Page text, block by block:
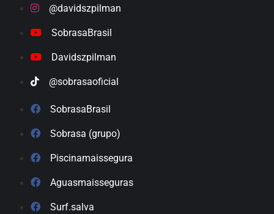
@davidszpilman
SobrasaBrasil
Davidszpilman
@sobrasaoficial
SobrasaBrasil
Sobrasa (grupo)
Piscinamaissegura
Aguasmaisseguras
Surf.salva